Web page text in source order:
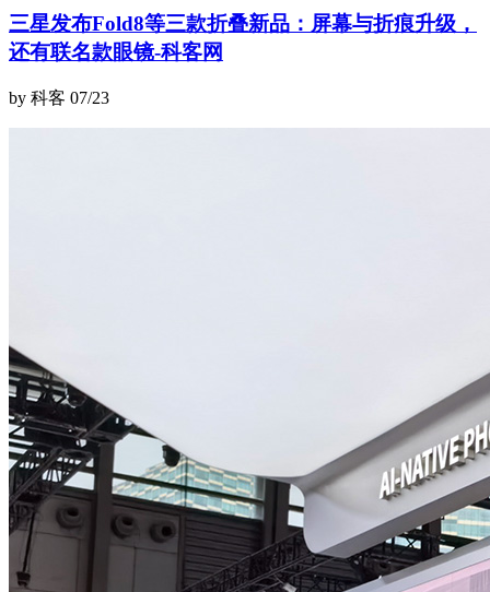
三星发布Fold8等三款折叠新品：屏幕与折痕升级，
还有联名款眼镜-科客网
by 科客 07/23